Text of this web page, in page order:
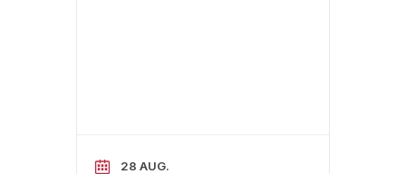
28 AUG.